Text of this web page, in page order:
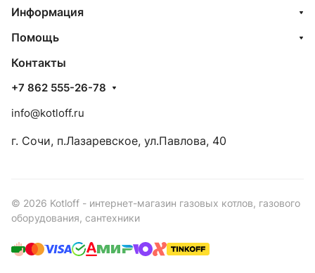
Информация
Помощь
Контакты
+7 862 555-26-78
info@kotloff.ru
г. Сочи, п.Лазаревское, ул.Павлова, 40
© 2026 Kotloff - интернет-магазин газовых котлов, газового
оборудования, сантехники